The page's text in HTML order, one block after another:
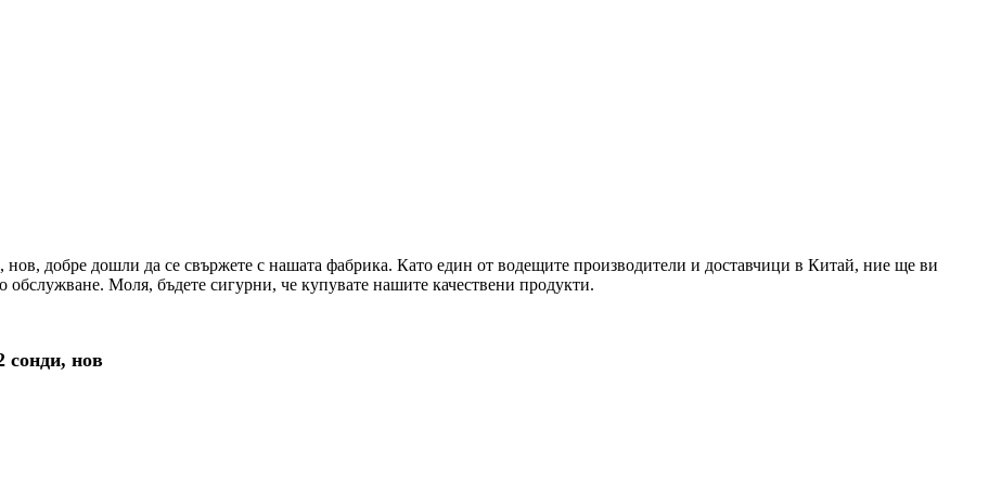
добре дошли да се свържете с нашата фабрика. Като един от водещите производители и доставчици в Китай, ние ще ви
Моля, бъдете сигурни, че купувате нашите качествени продукти.
сонди, нов